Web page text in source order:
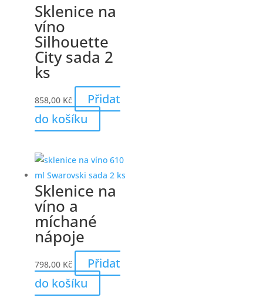
Sklenice na
víno
Silhouette
City sada 2
ks
858,00 Kč
Přidat
do košíku
Sklenice na
víno a
míchané
nápoje
798,00 Kč
Přidat
do košíku